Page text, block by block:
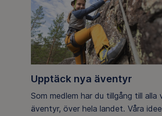
Upptäck nya äventyr
Som medlem har du tillgång till alla
äventyr, över hela landet. Våra